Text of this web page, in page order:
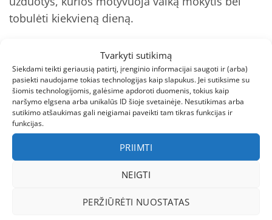
Tvarkyti sutikimą
Siekdami teikti geriausią patirtį, įrenginio informacijai saugoti ir (arba)
pasiekti naudojame tokias technologijas kaip slapukus. Jei sutiksime su
šiomis technologijomis, galėsime apdoroti duomenis, tokius kaip
naršymo elgsena arba unikalūs ID šioje svetainėje. Nesutikimas arba
sutikimo atšaukimas gali neigiamai paveikti tam tikras funkcijas ir
funkcijas.
PRIIMTI
NEIGTI
PERŽIŪRĖTI NUOSTATAS
tobulėti kiekvieną dieną.
• Nuosekli mokymosi sistema – kortelės
suskirstytos lygiais, todėl užduotys sudėtingėja
palaipsniui ir leidžia vaikui augti kartu su
užduotimis.
• Mokymasis žaidžiant – vaikai sprendžia užduotis
žaisdami, o kiekvienas teisingas atsakymas
suteikia atradimo džiaugsmą.
• Daugiapusių gebėjimų ugdymas – lavinamas